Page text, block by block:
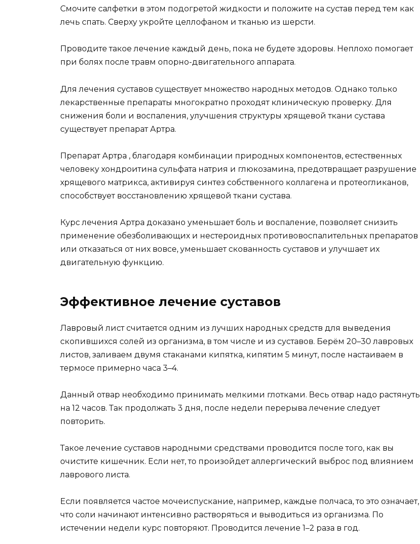
Смочите салфетки в этом подогретой жидкости и положите на сустав перед тем как
лечь спать. Сверху укройте целлофаном и тканью из шерсти.
Проводите такое лечение каждый день, пока не будете здоровы. Неплохо помогает
при болях после травм опорно-двигательного аппарата.
Для лечения суставов существует множество народных методов. Однако только
лекарственные препараты многократно проходят клиническую проверку. Для
снижения боли и воспаления, улучшения структуры хрящевой ткани сустава
существует препарат Артра.
Препарат Артра , благодаря комбинации природных компонентов, естественных
человеку хондроитина сульфата натрия и глюкозамина, предотвращает разрушение
хрящевого матрикса, активируя синтез собственного коллагена и протеогликанов,
способствует восстановлению хрящевой ткани сустава.
Курс лечения Артра доказано уменьшает боль и воспаление, позволяет снизить
применение обезболивающих и нестероидных противовоспалительных препаратов
или отказаться от них вовсе, уменьшает скованность суставов и улучшает их
двигательную функцию.
Эффективное лечение суставов
Лавровый листсчитается одним из лучших народных средств для выведения
скопившихся солей из организма, в том числе и из суставов. Берём 20–30 лавровых
листов, заливаем двумя стаканами кипятка, кипятим 5 минут, после настаиваем в
термосе примерно часа 3–4.
Данный отвар необходимо принимать мелкими глотками. Весь отвар надо растянуть
на 12 часов. Так продолжать 3 дня, после недели перерыва лечение следует
повторить.
Такое лечение суставов народными средствами проводится после того, как вы
очистите кишечник. Если нет, то произойдет аллергический выброс под влиянием
лаврового листа.
Если появляется частое мочеиспускание, например, каждые полчаса, то это означает,
что соли начинают интенсивно растворяться и выводиться из организма. По
истечении недели курс повторяют. Проводится лечение 1–2 раза в год.